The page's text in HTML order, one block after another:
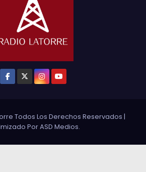
Todos Los Derechos Reservados |
PorASD Medios.